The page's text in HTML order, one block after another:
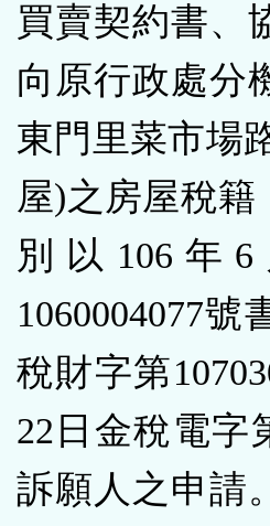
買賣契約書、
向原行政處分
東門里菜市場
屋)之房屋稅
別以106年
1060004077
稅財字第
22日金稅電字
訴願人之申請